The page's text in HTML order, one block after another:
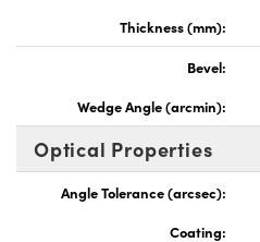
Thickness (mm):
Bevel:
Wedge Angle (arcmin):
Optical Properties
Angle Tolerance (arcsec):
Coating: